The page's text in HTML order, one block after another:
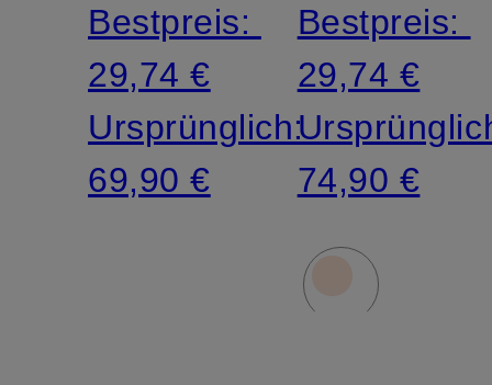
Bestpreis:
29,74 €
Ursprünglich:
69,90 €
Bestpreis:
29,74 €
74,90 €